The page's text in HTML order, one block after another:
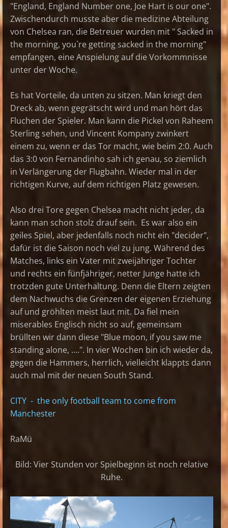
"England, England Number one, Joe Hart is our one".
Zwischendurch musste aber die medizine Abteilung
von Chelsea ran, die Betreuer wurden mit " Sacked in
the morning, you`re getting sacked in the morning"
empfangen, eine Anspielung auf die Vorkommnisse
unter der Woche.
Es hat Vorteile, da unten zu sitzen. Man kriegt den
Dreck ab, wenn gegrätscht wird und man hört das
Fluchen der Spieler. Man kann die Pickel von Raheem
Sterling sehen, und Vincent Kompany zwinkert
einem zu, wenn er das Tor macht, wie beim 2:0. Auch
das 3:0 von Fernandinho sah ich genau, so ziemlich
in Verlängerung der Flugbahn. Wieder mal in der
richtigen Kurve, auf dem richtigen Platz gewesen.
Also drei Tore gegen Chelsea macht nicht jeder, da
kann man schon stolz drauf sein. Es war also ein
geiles Spiel, aber jedenfalls noch nicht ein "decider",
dafür ist die Saison noch viel zu jung. Während des
Matches, links ein Vater mit zweijähriger Tochter
und rechts ein fünfjähriger, netter Junge hatte ich
trotzden gute Unterhaltung. Denn die Eltern zeigten
dem Nachwuchs die Grenzen der eigenen Erziehung
auf und gröhlten meist laut mit. Da fiel mein
miserables Englisch nicht so auf, gemeinsam
brüllten wir dann diese "Blue moon, if you saw me
standing alone, ....". In vier Wochen bin ich wieder da,
gegen die Hammers, herrlich, vielleicht klappts dann
auch mal mit der neuen South Stand.
CITY - the only football team to come from
Manchester
RaMü
Bild: Vier Stunden vor Spielbeginn ist noch relative
Ruhe.